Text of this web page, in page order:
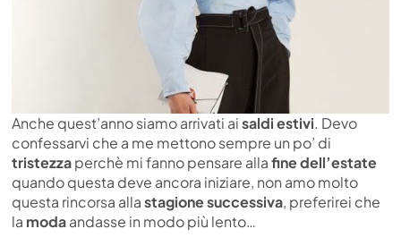
Anche quest’anno siamo arrivati aisaldi estivi. Devo
confessarvi che a me mettono sempre un po’ di
tristezzaperchè mi fanno pensare allafine dell’estate
quando questa deve ancora iniziare, non amo molto
questa rincorsa allastagione successiva, preferirei che
la modaandasse in modo più lento…